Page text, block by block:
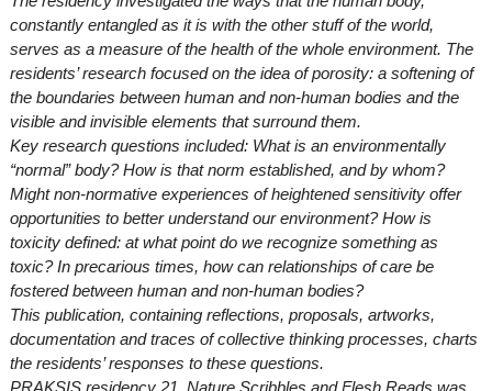
constantly entangled as it is with the other stuff of the world,
serves as a measure of the health of the whole environment. The
residents’ research focused on the idea of porosity: a softening of
the boundaries between human and non-human bodies and the
visible and invisible elements that surround them.
Key research questions included: What is an environmentally
“normal” body? How is that norm established, and by whom?
Might non-normative experiences of heightened sensitivity offer
opportunities to better understand our environment? How is
toxicity defined: at what point do we recognize something as
toxic? In precarious times, how can relationships of care be
fostered between human and non-human bodies?
This publication, containing reflections, proposals, artworks,
documentation and traces of collective thinking processes, charts
the residents’ responses to these questions.